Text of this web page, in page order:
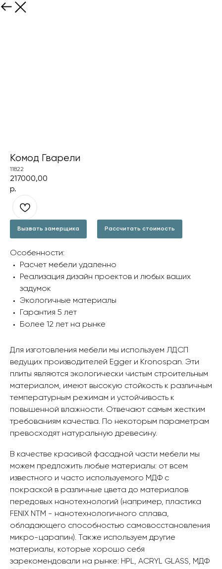
Закрыть
Комод Гварели
11822
217000,00
р.
Вызвать замерщика Рассчитать стоимость
Особенности:
Расчет мебели удаленно
Реализация дизайн проектов и любых ваших
задумок
Экологичные материалы
Гарантия 5 лет
Более 12 лет на рынке
Для изготовления мебели мы используем ЛДСП
ведущих производителей Egger и Kronospan. Эти
плиты являются экологически чистым строительным
материалом, имеют высокую стойкость к различным
температурным режимам и устойчивость к
повышенной влажности. Отвечают самым жестким
требованиям качества. По некоторым параметрам
превосходят натуральную древесину.
В качестве красивой фасадной части мебели мы
можем предложить любые материалы: от всем
известного и часто используемого МДФ с
покраской в различные цвета до материалов
передовых нанотехнологий (например, пластика
FENIX NTM - нанотехнологичного сплава,
обладающего способностью самовосстановления
микро-царапин). Также используем другие
материалы, которые хорошо себя
зарекомендовали на рынке: HPL, ACRYL GLASS, МДФ